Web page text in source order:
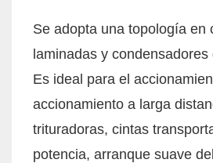
Se adopta una topología en
laminadas y
Es ideal para el
accionamiento a larga
trituradoras, cintas
potencia, arranque suave